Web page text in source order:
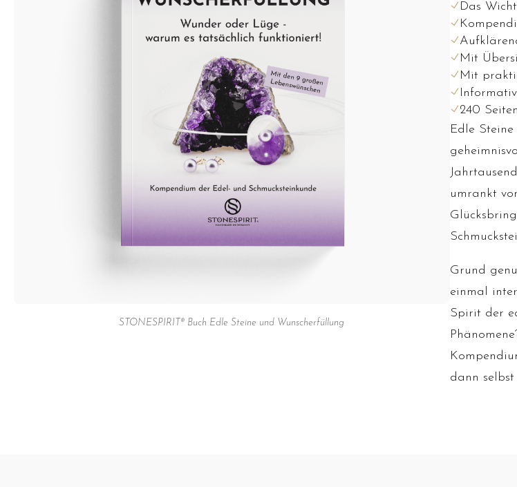
STONESPIRIT® Buch Edle Steine und Wunscherfüllung
Das
Mit
Mit
240
Edle
umrankt
Grund
einmal
Spirit der
dann selbst